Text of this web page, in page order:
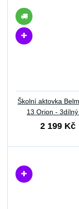
Školní aktovka
13 Orion -
2 199 Kč